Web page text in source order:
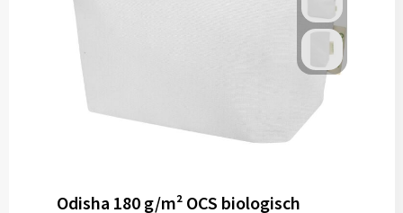
Odisha 180 g/m² OCS biologisch